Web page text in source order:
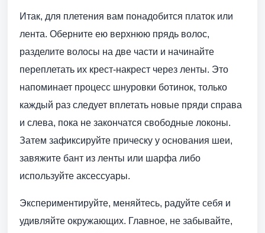
Итак, для плетения вам понадобится платок или
лента. Оберните ею верхнюю прядь волос,
разделите волосы на две части и начинайте
переплетать их крест-накрест через ленты. Это
напоминает процесс шнуровки ботинок, только
каждый раз следует вплетать новые пряди справа
и слева, пока не закончатся свободные локоны.
Затем зафиксируйте прическу у основания шеи,
завяжите бант из ленты или шарфа либо
используйте аксессуары.
Экспериментируйте, меняйтесь, радуйте себя и
удивляйте окружающих. Главное, не забывайте,